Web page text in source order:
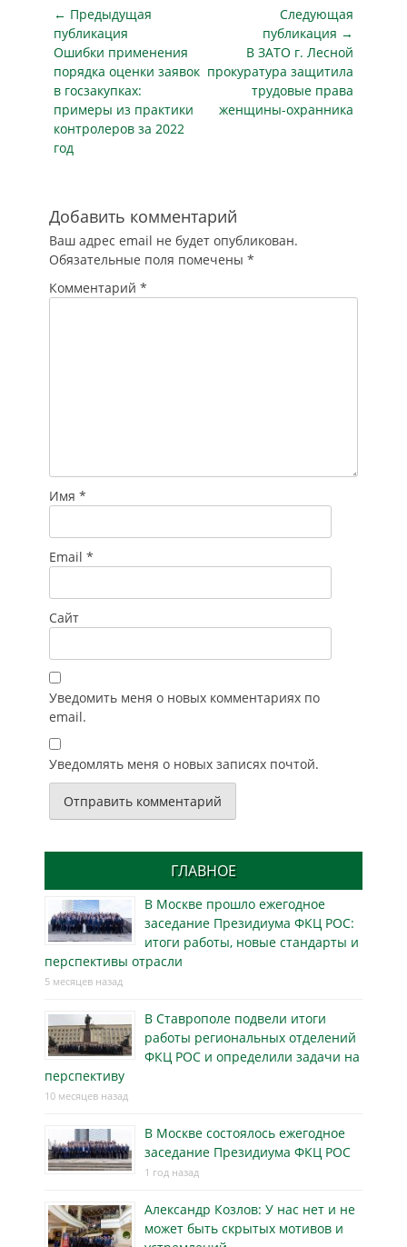
вычислительная
инфраструктура…
цифрового
развития и связи
Новосибирской
области ведет
переговоры с
крупными
торговыми сетями
о интеграции их
систем
аппаратно-
программным
комплексом
«Безопасный
город». Об этом на
пресс-
Навигация
по
записям
← Предыдущая
публикация
Предыдущая
публикация
Ошибки применения
порядка оценки заявок
в госзакупках:
примеры из практики
контролеров за 2022
год
Следующая
публикация →
Следующая
публикация
В ЗАТО г. Лесной
прокуратура защитила
трудовые права
женщины-охранника
Добавить комментарий
Ваш адрес email не будет опубликован.
Обязательные поля помечены *
Комментарий *
Имя *
Email *
Сайт
Уведомить меня о новых комментариях по
email.
Уведомлять меня о новых записях почтой.
ГЛАВНОЕ
В Москве прошло ежегодное
заседание Президиума ФКЦ РОС:
итоги работы, новые стандарты и
перспективы отрасли
5 месяцев назад
В Ставрополе подвели итоги
работы региональных отделений
ФКЦ РОС и определили задачи на
перспективу
10 месяцев назад
В Москве состоялось ежегодное
заседание Президиума ФКЦ РОС
1 год назад
Александр Козлов: У нас нет и не
может быть скрытых мотивов и